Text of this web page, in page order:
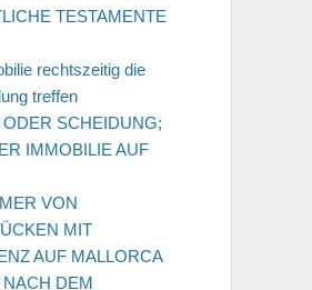
TESTAMENTE
rechtszeitig die
treffen
SCHEIDUNG;
IMMOBILIE AUF
VON
MIT
AUF MALLORCA
DEM